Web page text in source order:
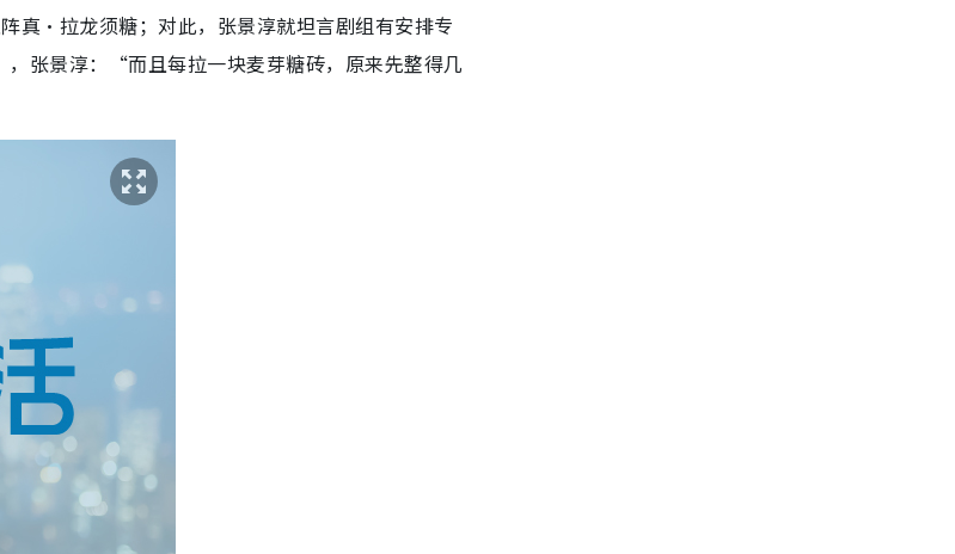
真‧拉龙须糖；对此，张景淳就坦言剧组有安排专
张景淳：“而且每拉一块麦芽糖砖，原来先整得几